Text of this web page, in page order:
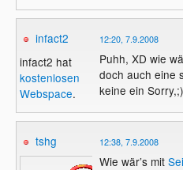
infact2
infact2 hat
kostenlosen
Webspace.
12:20, 7.9.2008
Puhh, XD wie
doch auch eine
keine ein Sorry,;)
tshg 12:38, 7.9.2008
Wie wär’s mit